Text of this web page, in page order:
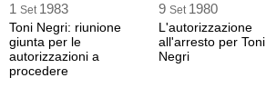
1 Set 1983
Toni Negri: riunione
giunta per le
autorizzazioni a
procedere
9 Set 1980
L'autorizzazione
all'arresto per Toni
Negri